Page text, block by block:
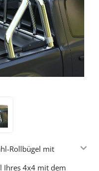
Rollbügel mit
Ihres 4x4 mit dem